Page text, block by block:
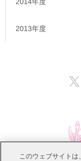
2014年度
2013年度
このウェブサイト